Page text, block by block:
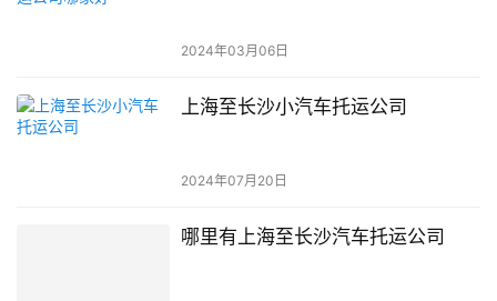
2024年03月06日
上海至长沙小汽车托运公司
2024年07月20日
哪里有上海至长沙汽车托运公司